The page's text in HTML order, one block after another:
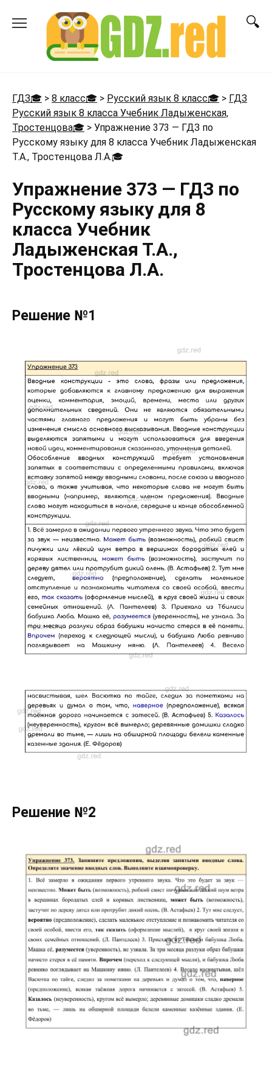
ГДЗ🎓 > 8 класс🎓 > Русский язык 8 класс🎓 > ГДЗ
Русский язык 8 класса Учебник Ладыженская,
Тростенцова🎓 > Упражнение 373 — ГДЗ по
Русскому языку для 8 класса Учебник Ладыженская
Т.А., Тростенцова Л.А.🎓
Упражнение 373 — ГДЗ по
Русскому языку для 8
класса Учебник
Ладыженская Т.А.,
Тростенцова Л.А.
Решение №1
Решение №2